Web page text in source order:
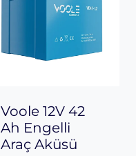
Voole 12V 42
Ah Engelli
Araç Aküsü